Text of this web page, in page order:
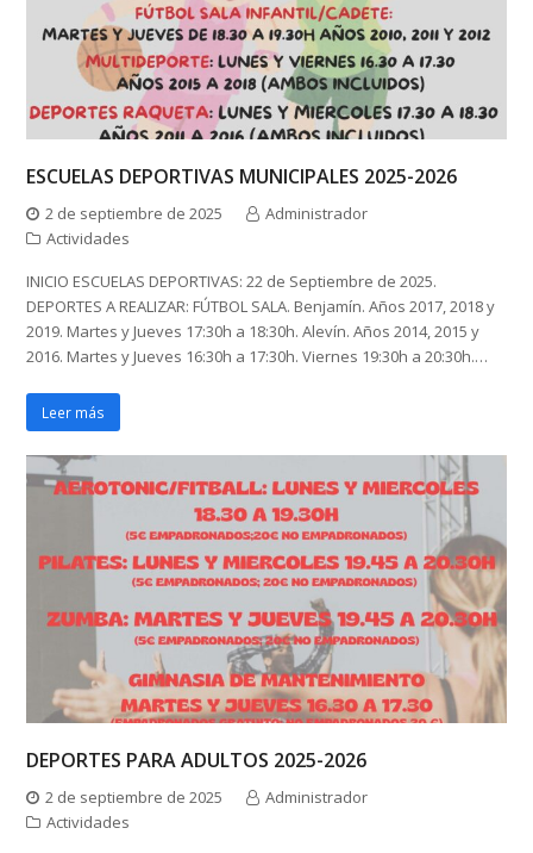
ESCUELAS DEPORTIVAS MUNICIPALES 2025-2026
2 de septiembre de 2025
Administrador
Actividades
INICIO ESCUELAS DEPORTIVAS: 22 de Septiembre de 2025.
DEPORTES A REALIZAR: FÚTBOL SALA. Benjamín. Años 2017, 2018 y
2019. Martes y Jueves 17:30h a 18:30h. Alevín. Años 2014, 2015 y
2016. Martes y Jueves 16:30h a 17:30h. Viernes 19:30h a 20:30h.…
Leer más
DEPORTES PARA ADULTOS 2025-2026
2 de septiembre de 2025
Administrador
Actividades